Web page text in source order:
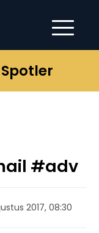
Spotler
#adv
2017, 08:30